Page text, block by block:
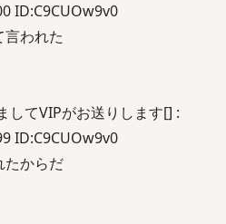
ID:C9CUOw9v0
われた
してVIPがお送りします[] :
ID:C9CUOw9v0
たからだ